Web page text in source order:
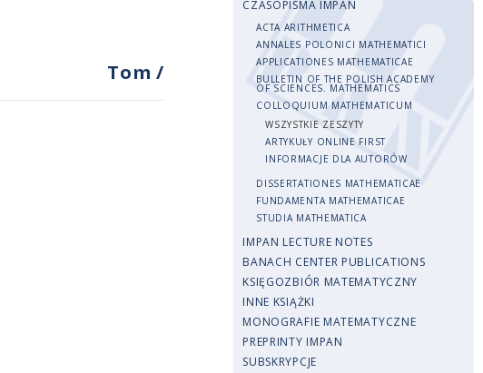
Tom/
CZASOPISMA IMPAN
ACTA ARITHMETICA
ANNALES POLONICI MATHEMATICI
APPLICATIONES MATHEMATICAE
BULLETIN OF THE POLISH ACADEMY
OF SCIENCES. MATHEMATICS
COLLOQUIUM MATHEMATICUM
WSZYSTKIE ZESZYTY
ARTYKUŁY ONLINE FIRST
INFORMACJE DLA AUTORÓW
DISSERTATIONES MATHEMATICAE
FUNDAMENTA MATHEMATICAE
STUDIA MATHEMATICA
IMPAN LECTURE NOTES
BANACH CENTER PUBLICATIONS
KSIĘGOZBIÓR MATEMATYCZNY
INNE KSIĄŻKI
MONOGRAFIE MATEMATYCZNE
PREPRINTY IMPAN
SUBSKRYPCJE